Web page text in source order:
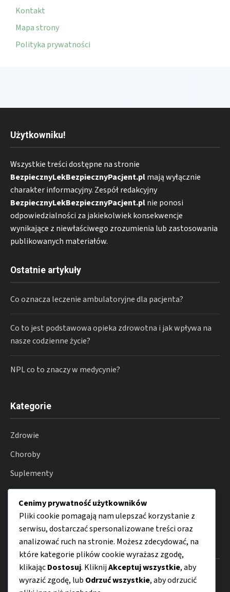
Kontakt
Mapa strony
Polityka prywatności
Użytkowniku!
Wszystkie treści dostępne na stronie
BezpiecznyLekBezpiecznyPacjent.plmają wyłącznie
charakter informacyjny. Zespół redakcyjny
BezpiecznyLekBezpiecznyPacjent.plnie ponosi
odpowiedzialności za jakiekolwiek konsekwencje
wynikające z niewłaściwego zrozumienia lub zastosowania
publikowanych materiałów.
Ostatnie artykuły
Co oznacza leczenie ambulatoryjne dla pacjenta?
Co to jest podstawowa opieka zdrowotna i jak wpływa na
nasze codzienne życie?
NPL co to znaczy w medycynie?
Kategorie
Zdrowie
Choroby
Suplementy
Farmakoterapia
Porady
Menu
Cenimy prywatność użytkowników
Pliki cookie pomagają nam ulepszać korzystanie z
serwisu, dostarczać spersonalizowane treści oraz
analizować ruch na stronie. Możesz zdecydować, na
które kategorie plików cookie wyrażasz zgodę,
klikającDostosuj. KliknijAkceptuj wszystkie, aby
wyrazić zgodę, lub Odrzuć wszystkie, aby odrzucić